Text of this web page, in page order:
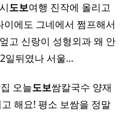
도보여행 진작에 올리고
에도 그네에서 쩜프해서
고 신랑이 성형외과 왜 안
일뒤였나 서울…
오늘도보쌈칼국수 양재
해요! 평소 보쌈을 정말